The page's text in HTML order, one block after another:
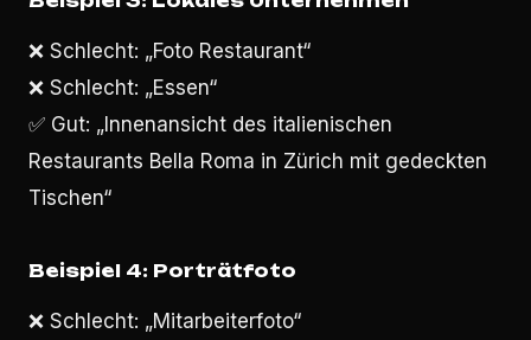
❌ Schlecht: „Foto Restaurant“
❌ Schlecht: „Essen“
✅ Gut: „Innenansicht des italienischen
Restaurants Bella Roma in Zürich mit gedeckten
Tischen“
Beispiel 4: Porträtfoto
❌ Schlecht: „Mitarbeiterfoto“